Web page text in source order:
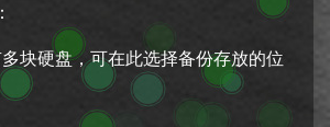
块硬盘，可在此选择备份存放的位